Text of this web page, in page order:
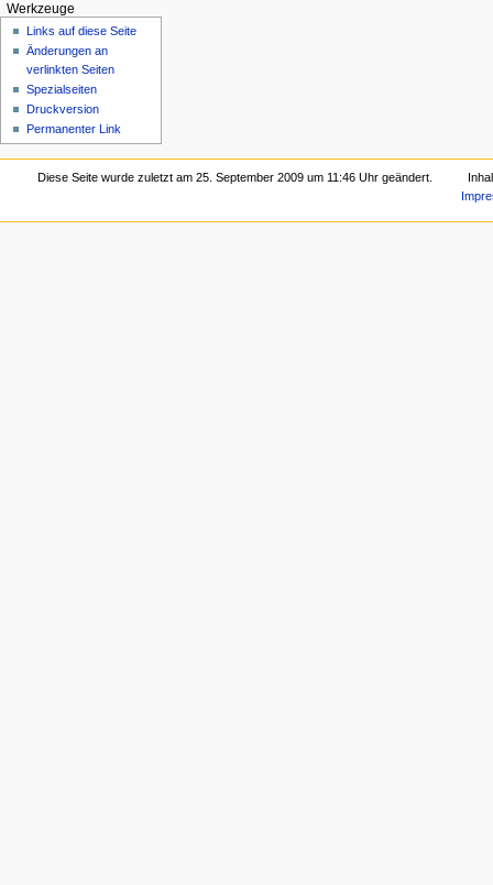
Werkzeuge
Links auf diese Seite
Änderungen an
verlinkten Seiten
Spezialseiten
Druckversion
Permanenter Link
Diese Seite wurde zuletzt am 25. September 2009 um 11:46 Uhr geändert.